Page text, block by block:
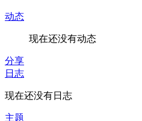
动态
现在还没有动态
分享
日志
现在还没有日志
主题